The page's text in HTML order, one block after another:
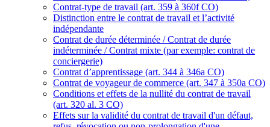
Contrat-type de travail (art. 359 à 360f CO)
Distinction entre le contrat de travail et l’activité
indépendante
Contrat de durée déterminée / Contrat de durée
indéterminée / Contrat mixte (par exemple: contrat de
conciergerie)
Contrat d’apprentissage (art. 344 à 346a CO)
Contrat de voyageur de commerce (art. 347 à 350a CO)
Conditions et effets de la nullité du contrat de travail
(art. 320 al. 3 CO)
Effets sur la validité du contrat de travail d'un défaut,